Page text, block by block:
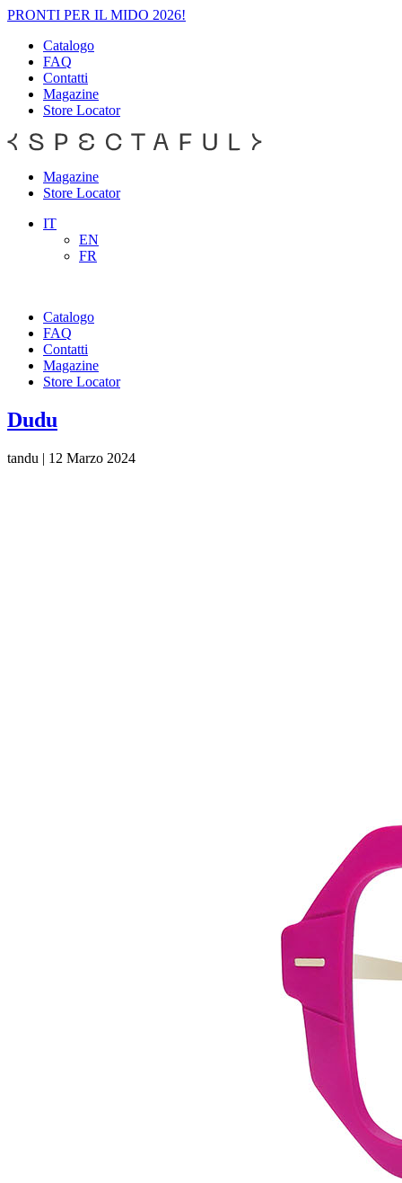
PRONTI PER IL MIDO 2026!
Catalogo
FAQ
Contatti
Magazine
Store Locator
Magazine
Store Locator
IT
EN
FR
Catalogo
FAQ
Contatti
Magazine
Store Locator
Dudu
tandu | 12 Marzo 2024